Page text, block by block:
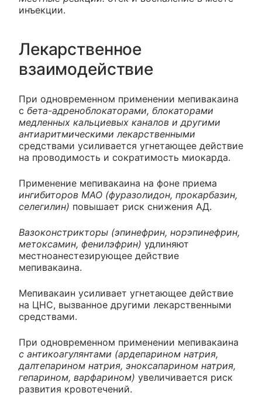
инъекции.
Лекарственное
взаимодействие
При одновременном применении мепивакаина
с бета-адреноблокаторами, блокаторами
медленных кальциевых каналов и другими
антиаритмическими лекарственными
средствами усиливается угнетающее действие
на проводимость и сократимость миокарда.
Применение мепивакаина на фоне приема
ингибиторов МАО (фуразолидон, прокарбазин,
селегилин) повышает риск снижения АД.
Вазоконстрикторы (эпинефрин, норэпинефрин,
метоксамин, фенилэфрин) удлиняют
местноанестезирующее действие
мепивакаина.
Мепивакаин усиливает угнетающее действие
на ЦНС, вызванное другими лекарственными
средствами.
При одновременном применении мепивакаина
с антикоагулянтами (ардепарином натрия,
далтепарином натрия, эноксапарином натрия,
гепарином, варфарином) увеличивается риск
развития кровотечений.